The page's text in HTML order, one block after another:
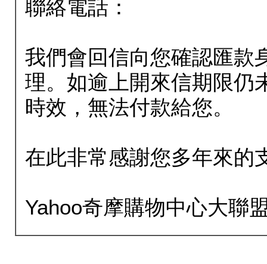
聯絡電話：
我們會回信向您確認匯款
理。如逾上開來信期限仍
時效，無法付款給您。
在此非常感謝您多年來的
Yahoo奇摩購物中心大